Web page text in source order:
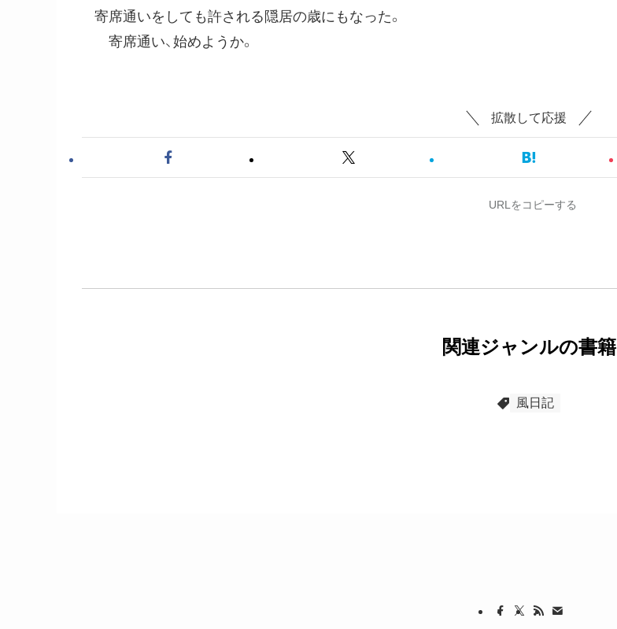
寄席通いをしても許される隠居の歳にもなった。
寄席通い、始めようか。
拡散して応援
URLをコピーする
関連ジャンルの書籍
風日記